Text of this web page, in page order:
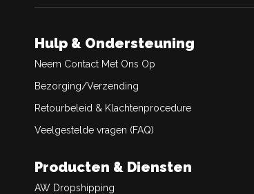
Hulp & Ondersteuning
Neem Contact Met Ons Op
Bezorging/Verzending
Retourbeleid & Klachtenprocedure
Veelgestelde vragen (FAQ)
Producten & Diensten
AW Dropshipping